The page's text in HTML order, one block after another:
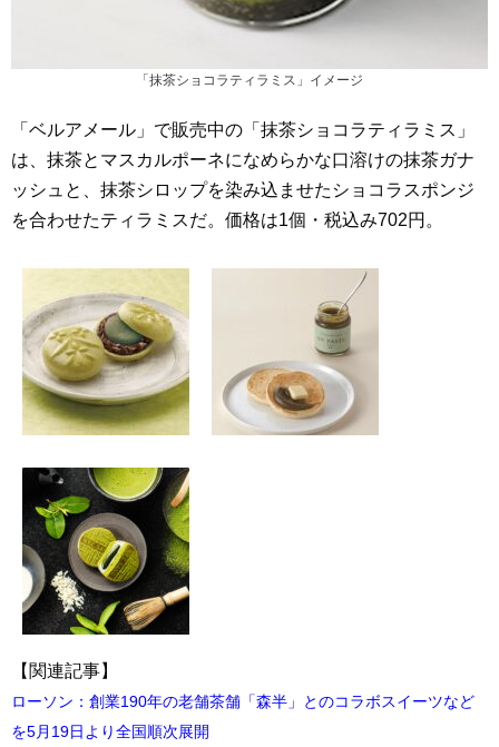
「抹茶ショコラティラミス」イメージ
「ベルアメール」で販売中の「抹茶ショコラティラミス」
は、抹茶とマスカルポーネになめらかな口溶けの抹茶ガナ
ッシュと、抹茶シロップを染み込ませたショコラスポンジ
を合わせたティラミスだ。価格は1個・税込み702円。
【関連記事】
ローソン：創業190年の老舗茶舗「森半」とのコラボスイーツなど
を5月19日より全国順次展開